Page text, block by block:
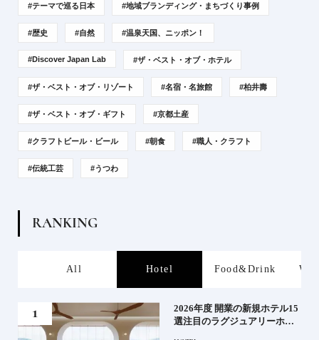
#テーマで巡る日本 #地域ブランディング・まちづくり事例
#歴史 #自然 #温泉天国、ニッポン！
#Discover Japan Lab #ザ・ベスト・オブ・ホテル
#ザ・ベスト・オブ・リゾート #名宿・名旅館 #柏井壽
#ザ・ベスト・オブ・ギフト #京都土産
#クラフトビール・ビール #朝食 #職人・クラフト
#伝統工芸 #うつわ
RANKING
All Hotel Food&Drink
2026年度 開業の新規ホテル15
選注目のラグジュアリーホテ